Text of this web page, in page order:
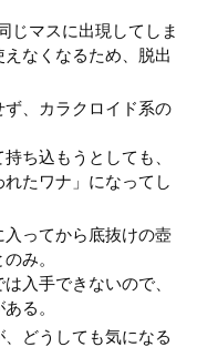
じマスに出現してしま
なくなるため、脱出
、カラクロイド系の
ち込もうとしても、
たワナ」になってし
入ってから底抜けの壺
み。
は入手できないので、
る。
、どうしても気になる